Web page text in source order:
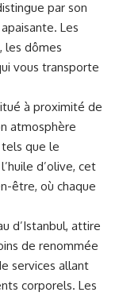
par son
Les
les dômes
vous transporte
à proximité de
atmosphère
que le
d’olive, cet
être, où chaque
d’Istanbul, attire
de renommée
services allant
corporels. Les